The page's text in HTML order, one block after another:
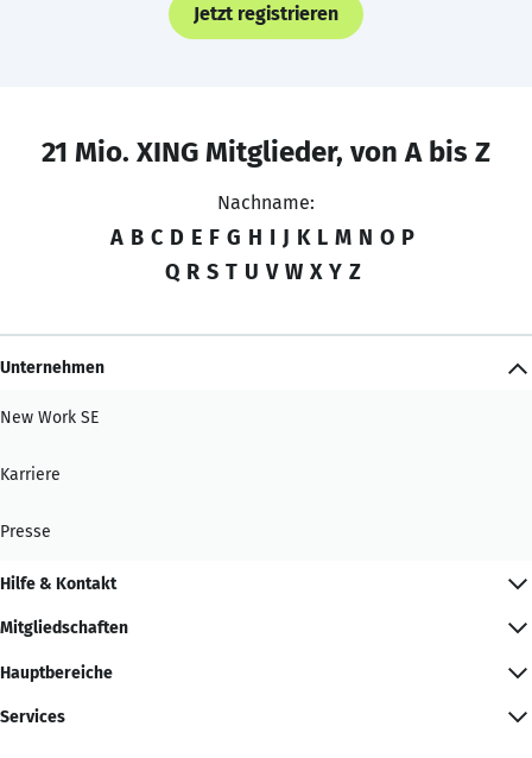
Jetzt registrieren
21 Mio. XING Mitglieder, von A bis Z
Nachname:
A B C D E F G H I J K L M N O P
Q R S T U V W X Y Z
Unternehmen
New Work SE
Karriere
Presse
Hilfe & Kontakt
Mitgliedschaften
Hauptbereiche
Services